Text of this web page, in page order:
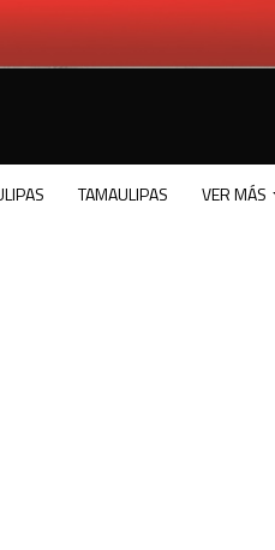
TAMAULIPAS VER MÁS